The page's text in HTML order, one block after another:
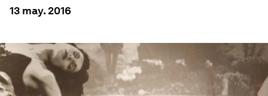
13 may. 2016